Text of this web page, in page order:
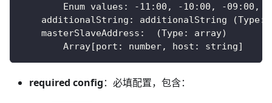
        Enum values
: -11 : 00 , -10 : 00 , -09 : 00 ,
    additionalString
: additionalString (Type:
    masterSlaveAddress
: (Type: array)
        Array
[port : number, host : string]
required config：必填配置，包含：